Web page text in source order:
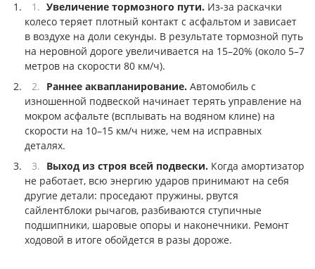
Увеличение тормозного пути. Из-за раскачки
колесо теряет плотный контакт с асфальтом и зависает
в воздухе на доли секунды. В результате тормозной путь
на неровной дороге увеличивается на 15–20% (около 5–7
метров на скорости 80 км/ч).
Раннее аквапланирование. Автомобиль с
изношенной подвеской начинает терять управление на
мокром асфальте (всплывать на водяном клине) на
скорости на 10–15 км/ч ниже, чем на исправных
деталях.
Выход из строя всей подвески. Когда амортизатор
не работает, всю энергию ударов принимают на себя
другие детали: проседают пружины, рвутся
сайлентблоки рычагов, разбиваются ступичные
подшипники, шаровые опоры и наконечники. Ремонт
ходовой в итоге обойдется в разы дороже.